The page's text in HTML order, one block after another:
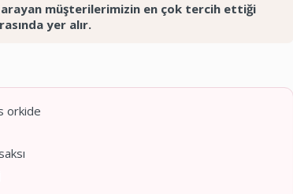
müşterilerimizin en çok tercih ettiği
yer alır.
orkide